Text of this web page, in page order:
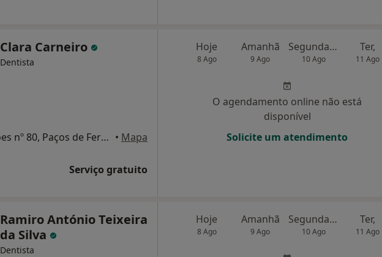
Clara Carneiro
Dentista
Rua de Fermentões nº 80, Paços de Ferreira • Mapa
Serviço gratuito
Hoje
8 Ago
Amanhã
9 Ago
Segunda-feira
10 Ago
Ter,
11 Ago
O agendamento online não está
disponível
Solicite um atendimento
Ramiro António Teixeira
da Silva
Dentista
Hoje
8 Ago
Amanhã
9 Ago
Segunda-feira
10 Ago
Ter,
11 Ago